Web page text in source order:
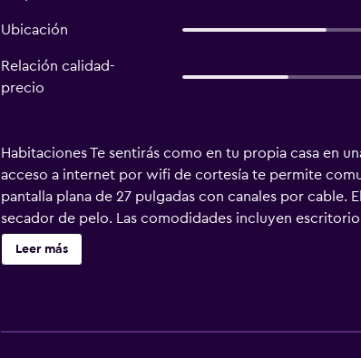
Ubicación
Relación calidad-
precio
Habitaciones Te sentirás como en tu propia casa en
acceso a internet por wifi de cortesía te permite
pantalla plana de 27 pulgadas con canales por
secador de pelo. Las comodidades incluyen
Con una terraza y un jardín donde descansar y
también ofrece servicio de organización de bodas,
Leer más